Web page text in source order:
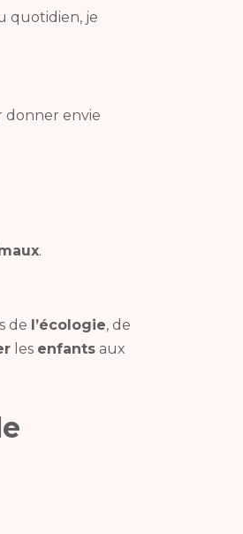
quotidien, je
donner envie
.
de l’écologie, de
les enfants aux